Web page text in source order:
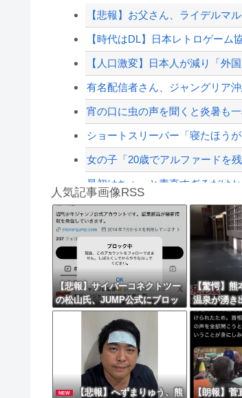
【巨人対ヤクルト17回戦】ヤク
「小泉やめろ！」→市民らが横
【これは重い】江口寿史さん「
高配当をうたった「みんなで大
【配信者】「金バエ」のSNS更
【緊急速報】NYで警官が黒人男
【悲報】お父さん、ライデルマ
【時代はDL】日本レトロゲー
【人口激変】日本人が減り「外
有名配信者さん、ジャングリア
宵の口に虫の声を聞くと炎暑も
ショートスリーパー「寝たほう
女の子「20歳でアルファードを
最初はちょっと素直すぎるだけ
【動画】よく助けられたな。岐
魔王「俺の体臭がやばい」
8/4のニュース
日本旅行キャンセルすべきか…1
更新中止のお知らせ
海外「おめでとうタキ！」リヴ
人気記事画像RSS
【悲報】サイバーコネクトツー
の松山氏、JUMP公式にブロッ
クされるｗｗｗｗｗｗｗｗｗｗ
【驚愕】熊
温泉が湧き
ｗｗｗｗｗ
NEW
【悲報】へずまりゅう、熊
【朗報】菅